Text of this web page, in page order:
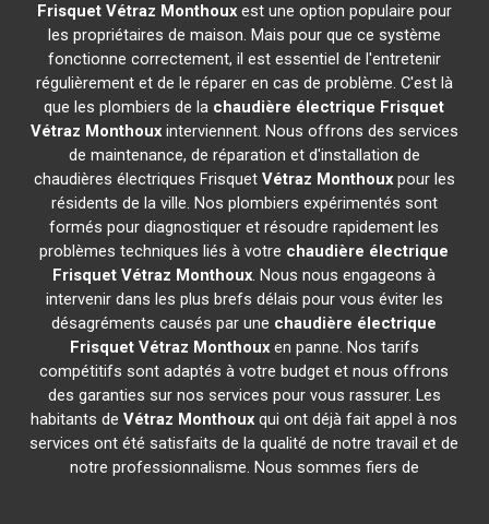
Frisquet Vétraz Monthouxest une option populaire pour
les propriétaires de maison. Mais pour que ce système
fonctionne correctement, il est essentiel de l'entretenir
régulièrement et de le réparer en cas de problème. C'est là
que les plombiers de la chaudière électrique Frisquet
Vétraz Monthouxinterviennent. Nous offrons des services
de maintenance, de réparation et d'installation de
chaudières électriques Frisquet Vétraz Monthouxpour les
résidents de la ville. Nos plombiers expérimentés sont
formés pour diagnostiquer et résoudre rapidement les
problèmes techniques liés à votre chaudière électrique
Frisquet Vétraz Monthoux. Nous nous engageons à
intervenir dans les plus brefs délais pour vous éviter les
désagréments causés par une chaudière électrique
Frisquet Vétraz Monthouxen panne. Nos tarifs
compétitifs sont adaptés à votre budget et nous offrons
des garanties sur nos services pour vous rassurer. Les
habitants deVétraz Monthoux qui ont déjà fait appel à nos
services ont été satisfaits de la qualité de notre travail et de
notre professionnalisme. Nous sommes fiers de